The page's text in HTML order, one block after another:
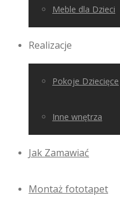
Meble dla Dzieci
Realizacje
Pokoje Dziecięce
Inne wnętrza
Jak Zamawiać
Montaż fototapet